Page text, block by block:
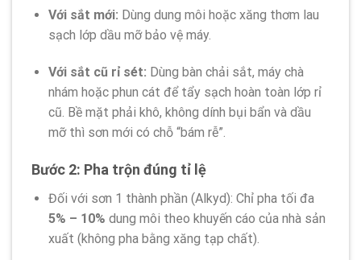
Với sắt mới: Dùng dung môi hoặc xăng thơm lau
sạch lớp dầu mỡ bảo vệ máy.
Với sắt cũ rỉ sét: Dùng bàn chải sắt, máy chà
nhám hoặc phun cát để tẩy sạch hoàn toàn lớp rỉ
cũ. Bề mặt phải khô, không dính bụi bẩn và dầu
mỡ thì sơn mới có chỗ “bám rễ”.
Bước 2: Pha trộn đúng tỉ lệ
Đối với sơn 1 thành phần (Alkyd): Chỉ pha tối đa
5% – 10% dung môi theo khuyến cáo của nhà sản
xuất (không pha bằng xăng tạp chất).